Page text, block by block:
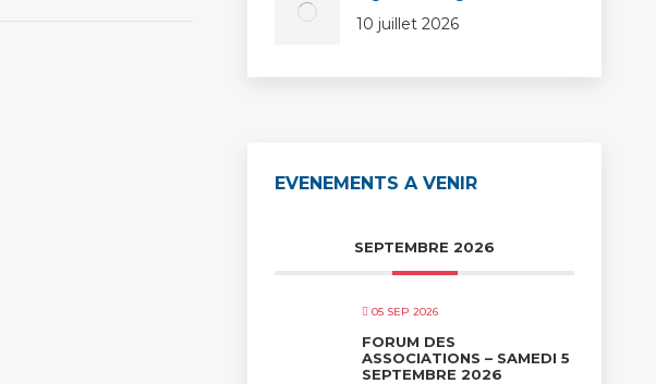
10 juillet 2026
EVENEMENTS A VENIR
SEPTEMBRE 2026
05 SEP 2026
FORUM DES
ASSOCIATIONS – SAMEDI 5
SEPTEMBRE 2026